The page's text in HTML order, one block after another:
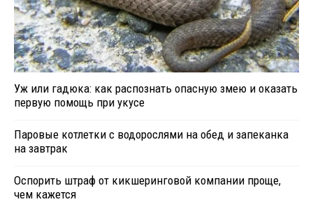
Уж или гадюка: как распознать опасную змею и оказать
первую помощь при укусе
Паровые котлетки с водорослями на обед и запеканка
на завтрак
Оспорить штраф от кикшеринговой компании проще,
чем кажется